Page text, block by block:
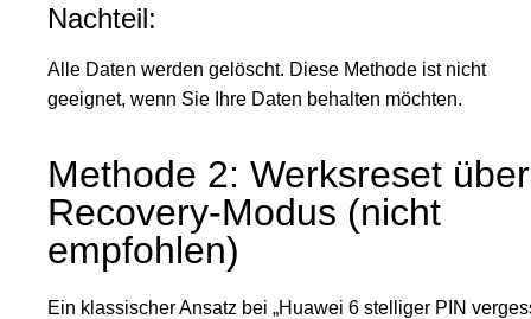
Nachteil:
Alle Daten werden gelöscht. Diese Methode ist nicht
geeignet, wenn Sie Ihre Daten behalten möchten.
Methode 2: Werksreset über
Recovery-Modus (nicht
empfohlen)
Ein klassischer Ansatz bei „Huawei 6 stelliger PIN